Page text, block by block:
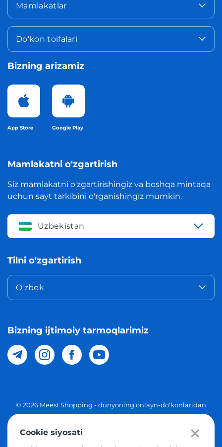
Mamlakatlar
Do'kon toifalari
Bizning arizamiz
App Store Google Play
Mamlakatni o'zgartirish
Siz mamlakatni o'zgartirishingiz va boshqa mintaqa
uchun sayt tarkibini o'rganishingiz mumkin.
Uzbekistan
Tilni o'zgartirish
O'zbek
Bizning ijtimoiy tarmoqlarimiz
© 2026 Meest Shopping - dunyoning onlayn-do'konlaridan
Cookie siyosati